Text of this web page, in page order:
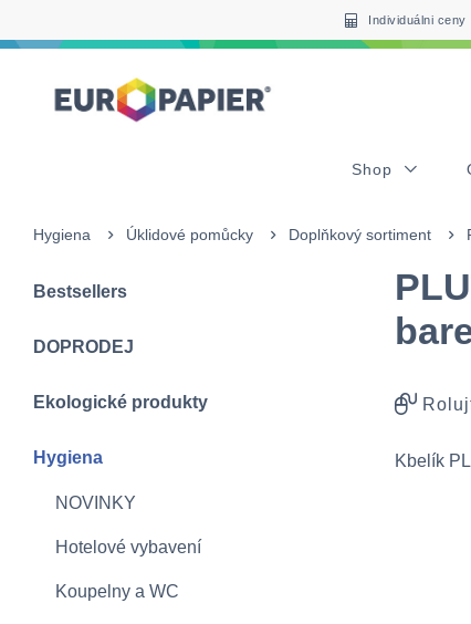
Individuálni ceny
Shop
Hygiena Úklidové pomůcky Doplňkový sortiment
Bestsellers
DOPRODEJ
Ekologické produkty
Hygiena
NOVINKY
Hotelové vybavení
Koupelny a WC
Kbelík